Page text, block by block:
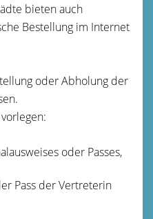
bieten auch
Bestellung im Internet
oder Abholung der
oder Passes,
Pass der Vertreterin